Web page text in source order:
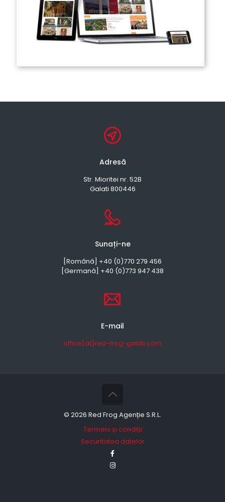
Adresă
Str. Mioritei nr. 52B
Galati 800446
Sunați-ne
[Română] +40 (0)770 279 456
[Germană] +40 (0)773 947 438
E-mail
office[at]red-frog-galati.com
© 2026 Red Frog Agenție S.R.L.
Termeni și condiții
Securitatea datelor